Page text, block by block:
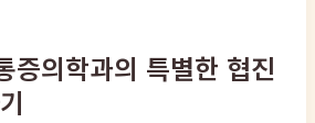
증의학과의 특별한 협진